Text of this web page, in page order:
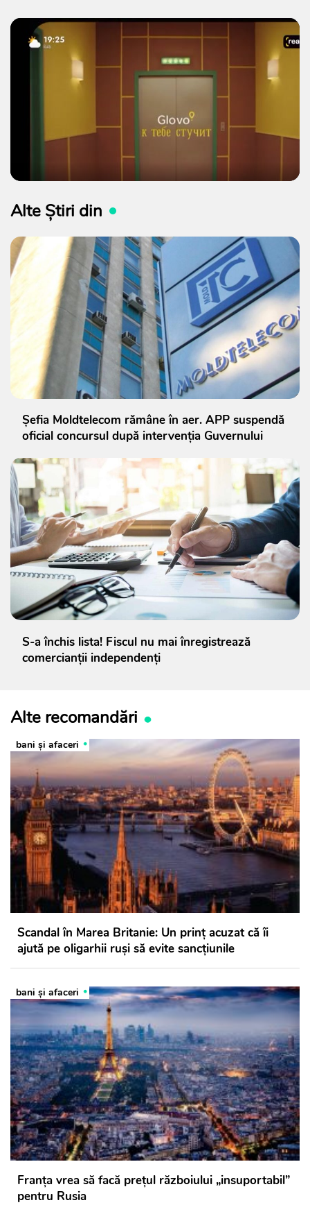
Alte Știri din
Șefia Moldtelecom rămâne în aer. APP suspendă
oficial concursul după intervenția Guvernului
S-a închis lista! Fiscul nu mai înregistrează
comercianții independenți
Alte recomandări
bani și afaceri
Scandal în Marea Britanie: Un prinț acuzat că îi
ajută pe oligarhii ruși să evite sancțiunile
bani și afaceri
Franţa vrea să facă preţul războiului „insuportabil”
pentru Rusia